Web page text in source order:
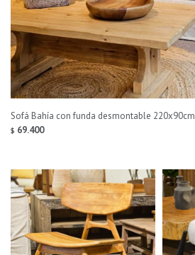
Sofá Bahía con funda desmontable 220x90cm
$ 69.400